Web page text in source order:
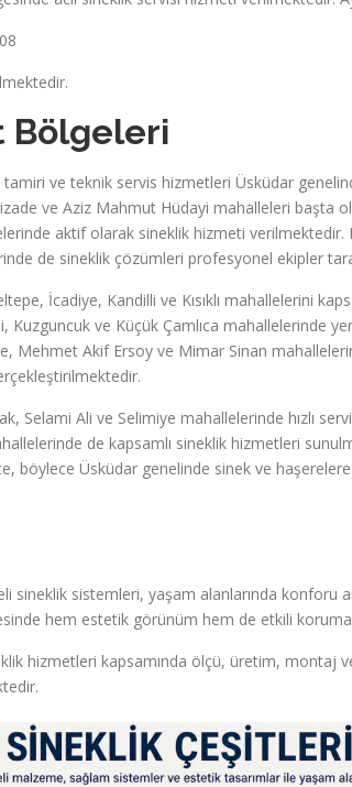
Bölgeleri
tamiri ve teknik servis hizmetleri Üsküdar
ve Aziz Mahmut Hüdayi mahalleleri başta
aktif olarak sineklik hizmeti
de sineklik çözümleri profesyonel ekipler
İcadiye, Kandilli ve Kısıklı mahallelerini
Kuzguncuk ve Küçük Çamlıca mahallelerinde
Mehmet Akif Ersoy ve Mimar Sinan
Selami Ali ve Selimiye mahallelerinde hızlı
de kapsamlı sineklik hizmetleri
böylece Üsküdar genelinde sinek ve
sineklik sistemleri, yaşam alanlarında konforu
hem estetik görünüm hem de etkili
hizmetleri kapsamında ölçü, üretim, montaj